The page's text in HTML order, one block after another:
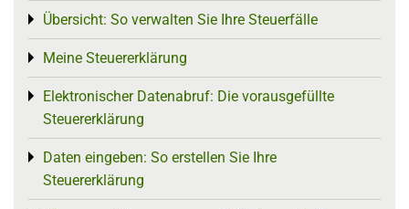
Übersicht: So verwalten Sie Ihre Steuerfälle
Toggle menu
Meine Steuererklärung
Toggle menu
Elektronischer Datenabruf: Die vorausgefüllte
Steuererklärung
Toggle menu
Daten eingeben: So erstellen Sie Ihre
Steuererklärung
Toggle menu